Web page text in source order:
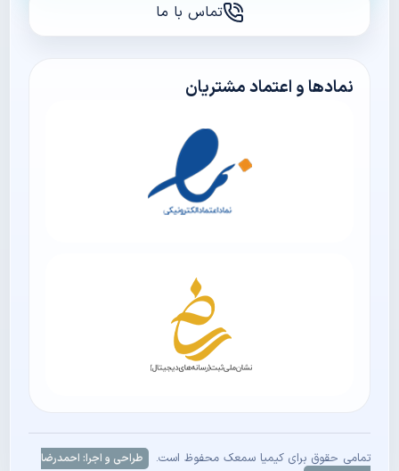
تماس با ما
نمادها و اعتماد مشتریان
تمامی حقوق برای کیمیا سمعک محفوظ است.
طراحی و اجرا: احمدرضا